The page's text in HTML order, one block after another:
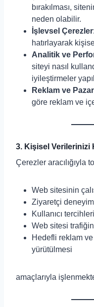
bırakılması,
neden olabilir.
İşlevsel Çerezler
hatırlayarak
Analitik ve
siteyi nasıl
iyileştirmeler
Reklam ve
göre reklam ve
3. Kişisel Verilerinizi
Çerezler aracılığıyla
Web sitesinin
Ziyaretçi
Kullanıcı
Web sitesi
Hedefli reklam
yürütülmesi
amaçlarıyla